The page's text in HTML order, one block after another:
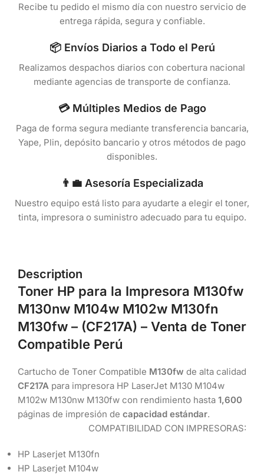
Recibe tu pedido el mismo día con nuestro servicio de
entrega rápida, segura y confiable.
📦 Envíos Diarios a Todo el Perú
Realizamos despachos diarios con cobertura nacional
mediante agencias de transporte de confianza.
💳 Múltiples Medios de Pago
Paga de forma segura mediante transferencia bancaria,
Yape, Plin, depósito bancario y otros métodos de pago
disponibles.
👨‍💼 Asesoría Especializada
Nuestro equipo está listo para ayudarte a elegir el toner,
tinta, impresora o suministro adecuado para tu equipo.
Description
Toner HP para la Impresora M130fw
M130nw M104w M102w M130fn
M130fw – (CF217A) – Venta de Toner
Compatible Perú
Cartucho de Toner Compatible M130fw de alta calidad
CF217A para impresora HP LaserJet M130 M104w
M102w M130nw M130fw con rendimiento hasta 1,600
páginas de impresión de capacidad estándar.
COMPATIBILIDAD CON IMPRESORAS:
HP Laserjet M130fn
HP Laserjet M104w